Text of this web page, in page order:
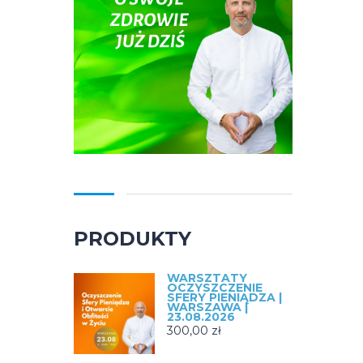
PRODUKTY
WARSZTATY
OCZYSZCZENIE
SFERY PIENIĄDZA |
WARSZAWA |
23.08.2026
300,00 zł